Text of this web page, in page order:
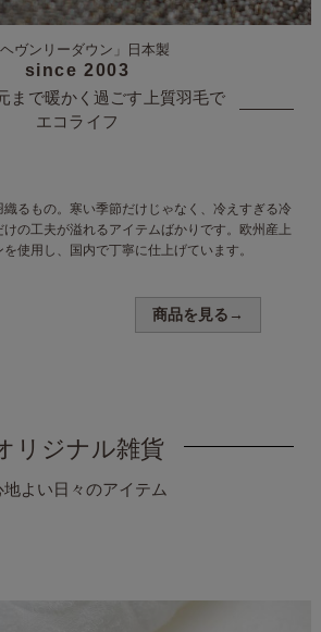
まで暖かく過ごす 上質羽毛で
エコライフ
ヘヴンリーダウン」 日本製
since 2003
るもの。寒い季節だけじゃなく、冷えすぎる冷
の工夫が溢れるアイテムばかりです。欧州産上
使用し、国内で丁寧に仕上げています。
商品を見る→
リジナル雑貨
地よい日々のアイテム